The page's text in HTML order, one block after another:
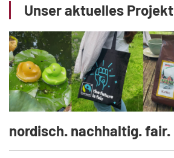
Unser aktuelles Projekt
nordisch. nachhaltig. fair.